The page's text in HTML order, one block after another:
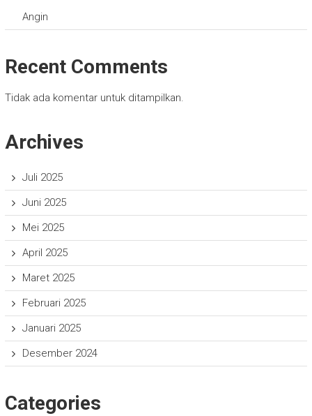
Angin
Recent Comments
Tidak ada komentar untuk ditampilkan.
Archives
Juli 2025
Juni 2025
Mei 2025
April 2025
Maret 2025
Februari 2025
Januari 2025
Desember 2024
Categories